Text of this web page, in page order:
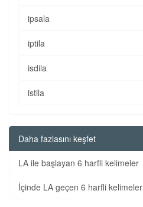
ipsala
iptila
isdila
istila
Daha fazlasını keşfet
LA ile başlayan 6 harfli kelimeler
İçinde LA geçen 6 harfli kelimeler